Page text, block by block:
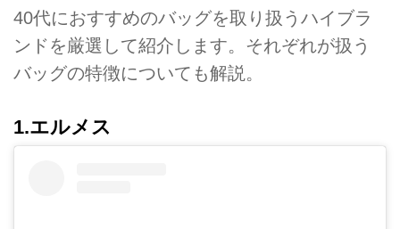
40代におすすめのバッグを取り扱うハイブラ
ンドを厳選して紹介します。それぞれが扱う
バッグの特徴についても解説。
1.エルメス